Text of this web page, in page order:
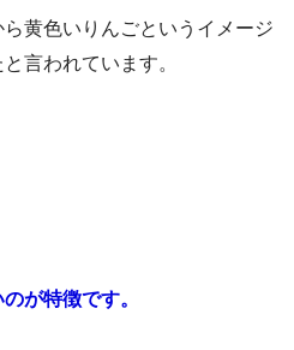
黄色いりんごというイメージ
言われています。
が特徴です。